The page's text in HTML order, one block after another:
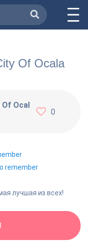
Of Ocala
Ocala
0
remember
лучшая из всех!